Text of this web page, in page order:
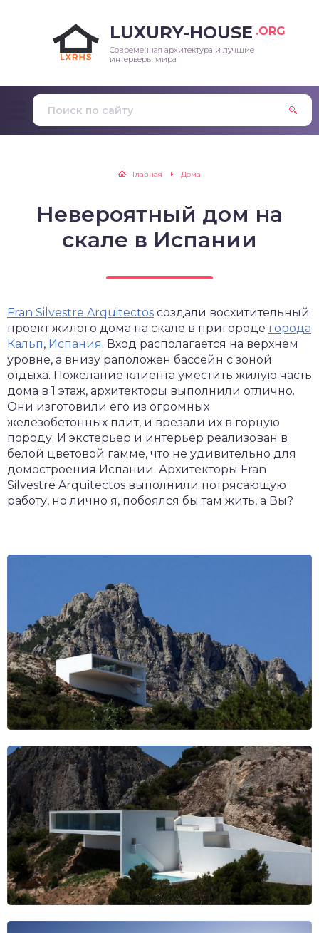
LUXURY-HOUSE .ORG
Современная архитектура и лучшие
интерьеры мира
Главная Дома
Невероятный дом на
скале в Испании
Fran Silvestre Arquitectos создали восхитительный
проект жилого дома на скале в пригороде города
Кальп, Испания. Вход располагается на верхнем
уровне, а внизу раположен бассейн с зоной
отдыха. Пожелание клиента уместить жилую часть
дома в 1 этаж, архитекторы выполнили отлично.
Они изготовили его из огромных
железобетонных плит, и врезали их в горную
породу. И экстерьер и интерьер реализован в
белой цветовой гамме, что не удивительно для
домостроения Испании. Архитекторы Fran
Silvestre Arquitectos выполнили потрясающую
работу, но лично я, побоялся бы там жить, а Вы?